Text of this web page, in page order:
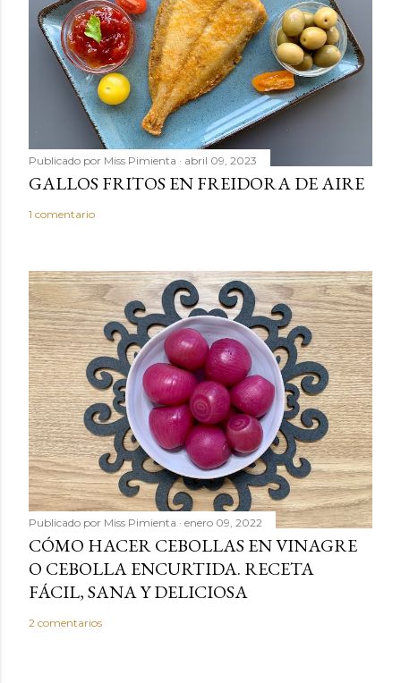
Publicado por Miss Pimienta abril 09, 2023
GALLOS FRITOS EN FREIDORA DE AIRE
1 comentario
Publicado por Miss Pimienta enero 09, 2022
CÓMO HACER CEBOLLAS EN VINAGRE
O CEBOLLA ENCURTIDA. RECETA
FÁCIL, SANA Y DELICIOSA
2 comentarios